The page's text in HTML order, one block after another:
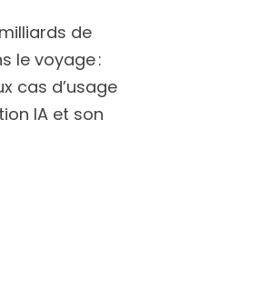
de
le voyage :
cas d’usage
IA et son